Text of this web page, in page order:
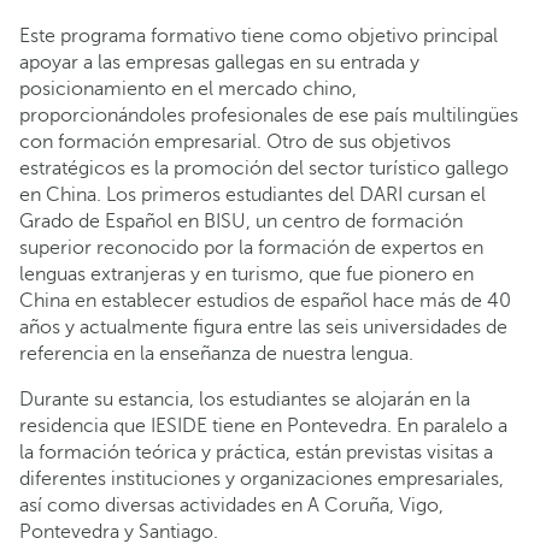
Este programa formativo tiene como objetivo principal
apoyar a las empresas gallegas en su entrada y
posicionamiento en el mercado chino,
proporcionándoles profesionales de ese país multilingües
con formación empresarial. Otro de sus objetivos
estratégicos es la promoción del sector turístico gallego
en China. Los primeros estudiantes del DARI cursan el
Grado de Español en BISU, un centro de formación
superior reconocido por la formación de expertos en
lenguas extranjeras y en turismo, que fue pionero en
China en establecer estudios de español hace más de 40
años y actualmente figura entre las seis universidades de
referencia en la enseñanza de nuestra lengua.
Durante su estancia, los estudiantes se alojarán en la
residencia que IESIDE tiene en Pontevedra. En paralelo a
la formación teórica y práctica, están previstas visitas a
diferentes instituciones y organizaciones empresariales,
así como diversas actividades en A Coruña, Vigo,
Pontevedra y Santiago.